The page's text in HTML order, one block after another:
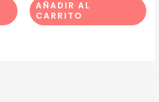
AÑADIR AL
CARRITO